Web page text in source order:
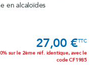
en alcaloïdes
Prix
27,00 €TTC
sur le 2ème réf. identique, avec le
code CF1985